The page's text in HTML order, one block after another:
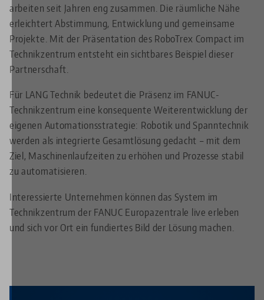
arbeiten seit Jahren eng zusammen. Die räumliche Nähe
erleichtert Abstimmung, Entwicklung und gemeinsame
Projekte. Mit der Präsentation des RoboTrex Compact im
Technikzentrum entsteht ein sichtbares Beispiel dieser
Partnerschaft.
Für LANG Technik bedeutet die Präsenz im FANUC-
Technikzentrum eine konsequente Weiterentwicklung der
eigenen Automationsstrategie: Robotik und Spanntechnik
werden als integrierte Gesamtlösung gedacht – mit dem
Ziel, Maschinenlaufzeiten zu erhöhen und Prozesse stabil
zu automatisieren.
Interessierte Unternehmen können das System im
Technikzentrum der FANUC Europazentrale live erleben
und sich vor Ort ein fundiertes Bild der Lösung machen.